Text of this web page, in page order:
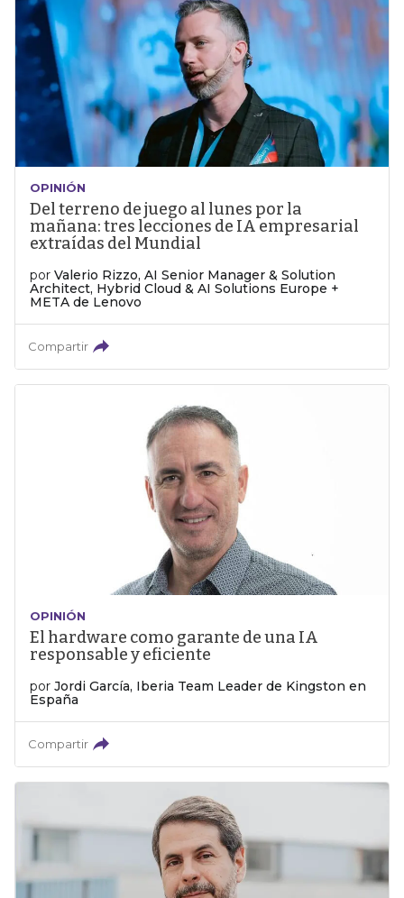
OPINIÓN
Del terreno de juego al lunes por la
mañana: tres lecciones de IA empresarial
extraídas del Mundial
por Valerio Rizzo, AI Senior Manager & Solution
Architect, Hybrid Cloud & AI Solutions Europe +
META de Lenovo
Compartir
OPINIÓN
El hardware como garante de una IA
responsable y eficiente
por Jordi García, Iberia Team Leader de Kingston en
España
Compartir